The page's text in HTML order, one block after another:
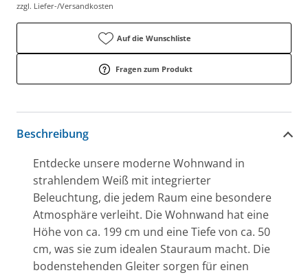
zzgl. Liefer-/Versandkosten
Auf die Wunschliste
Fragen zum Produkt
Beschreibung
Entdecke unsere moderne Wohnwand in
strahlendem Weiß mit integrierter
Beleuchtung, die jedem Raum eine besondere
Atmosphäre verleiht. Die Wohnwand hat eine
Höhe von ca. 199 cm und eine Tiefe von ca. 50
cm, was sie zum idealen Stauraum macht. Die
bodenstehenden Gleiter sorgen für einen